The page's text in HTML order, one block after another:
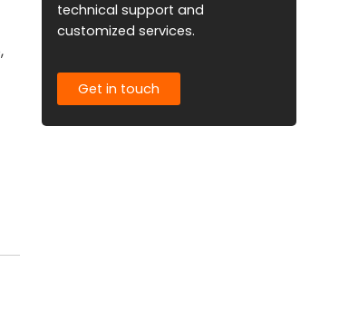
technical support and
customized services.
Get in touch